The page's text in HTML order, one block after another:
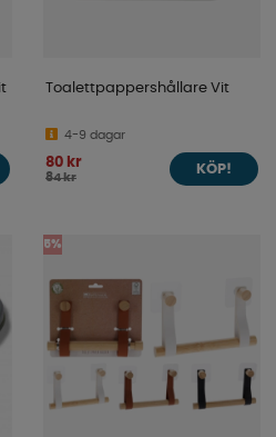
Toalettpappershållare Vit
4-9 dagar
80 kr
84 kr
KÖP!
5%